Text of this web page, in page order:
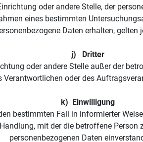
oder andere Stelle, der
eines bestimmten
Daten erhalten, gelten
j)   Dritter
oder andere Stelle außer der
oder des
k)  Einwilligung
bestimmten Fall in informierter
mit der die betroffene
personenbezogenen Daten